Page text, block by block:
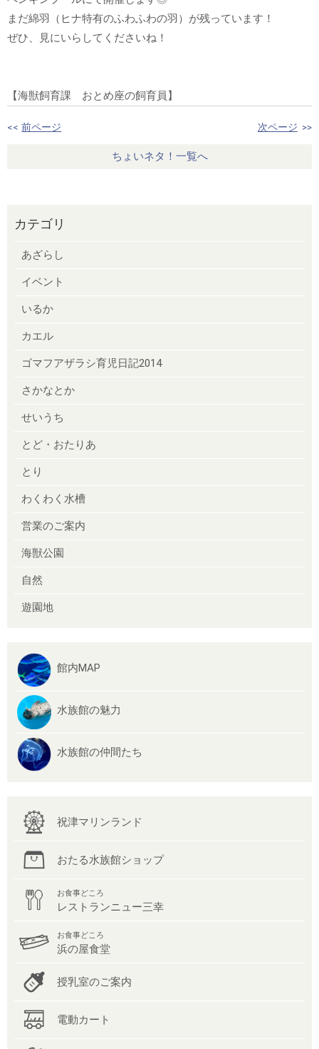
まだ綿羽（ヒナ特有のふわふわの羽）が残っています！
ぜひ、見にいらしてくださいね！
【海獣飼育課 おとめ座の飼育員】
<< 前ページ 次ページ >>
ちょいネタ！一覧へ
カテゴリ
あざらし
イベント
いるか
カエル
ゴマフアザラシ育児日記2014
さかなとか
せいうち
とど・おたりあ
とり
わくわく水槽
営業のご案内
海獣公園
自然
遊園地
館内MAP
水族館の魅力
水族館の仲間たち
祝津マリンランド
おたる水族館ショップ
お食事どころ
レストランニュー三幸
お食事どころ
浜の屋食堂
授乳室のご案内
電動カート